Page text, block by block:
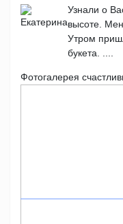
Узнали о
высоте.
Утром
букета. ....
Фотогалерея